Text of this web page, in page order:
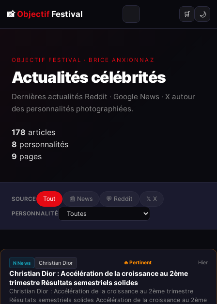
📸 ObjectifFestival 🛒 🌙
OBJECTIF FESTIVAL · BRICE ANXIONNAZ
Actualitéscélébrités
Dernières actualités Reddit · Google News · X autour
des personnalités photographiées.
178 articles
8 personnalités
9 pages
SOURCE Tout 📰 News 💬 Reddit 𝕏 X
PERSONNALITÉ
N News Christian Dior 🔥 Pertinent Hier
Christian Dior : Accélération de la croissance au 2ème
trimestre Résultats semestriels solides
Christian Dior : Accélération de la croissance au 2ème trimestre
Résultats semestriels solides Accélération de la croissance au 2ème